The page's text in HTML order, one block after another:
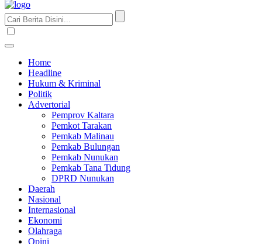
Home
Headline
Hukum & Kriminal
Politik
Advertorial
Pemprov Kaltara
Pemkot Tarakan
Pemkab Malinau
Pemkab Bulungan
Pemkab Nunukan
Pemkab Tana Tidung
DPRD Nunukan
Daerah
Nasional
Internasional
Ekonomi
Olahraga
Opini